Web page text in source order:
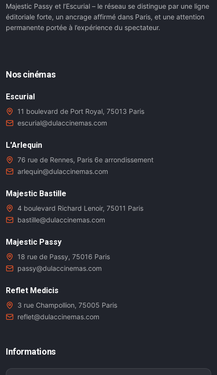
Majestic Passy et l’Escurial – le réseau se distingue par une ligne
éditoriale forte, un ancrage affirmé dans Paris, et une attention
permanente portée à l’expérience du spectateur.
Nos cinémas
Escurial
11 boulevard de Port Royal, 75013 Paris
escurial@dulaccinemas.com
L'Arlequin
76 rue de Rennes, Paris 6e arrondissement
arlequin@dulaccinemas.com
Majestic Bastille
4 boulevard Richard Lenoir, 75011 Paris
bastille@dulaccinemas.com
Majestic Passy
18 rue de Passy, 75016 Paris
passy@dulaccinemas.com
Reflet Medicis
3 rue Champollion, 75005 Paris
reflet@dulaccinemas.com
Informations